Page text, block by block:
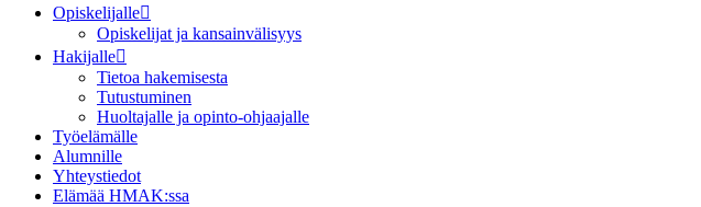
Opiskelijalle
Opiskelijat ja kansainvälisyys
Hakijalle
Tietoa hakemisesta
Tutustuminen
Huoltajalle ja opinto-ohjaajalle
Työelämälle
Alumnille
Yhteystiedot
Elämää HMAK:ssa